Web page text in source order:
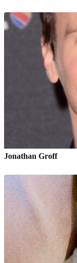
Jonathan Groff